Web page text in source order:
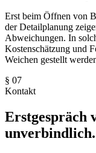
Erst beim Öffnen von
der Detailplanung
Abweichungen. In
Kostenschätzung und
Weichen gestellt
§ 07
Kontakt
Erstgespräch
unverbindlich.